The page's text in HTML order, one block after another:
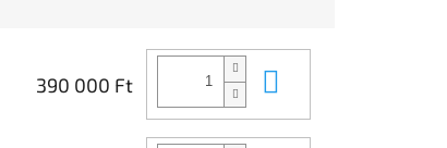
390 000 Ft